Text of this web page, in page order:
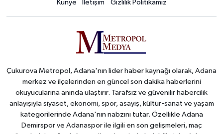
Künye İletişim Gizlilik Politikamız
Çukurova Metropol, Adana'nın lider haber kaynağı olarak, Adana
merkez ve ilçelerinden en güncel son dakika haberlerini
okuyucularına anında ulaştırır. Tarafsız ve güvenilir habercilik
anlayışıyla siyaset, ekonomi, spor, asayiş, kültür-sanat ve yaşam
kategorilerinde Adana'nın nabzını tutar. Özellikle Adana
Demirspor ve Adanaspor ile ilgili en son gelişmeleri, maç